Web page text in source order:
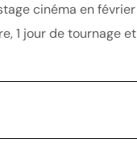
cinéma en
1 jour de tournage